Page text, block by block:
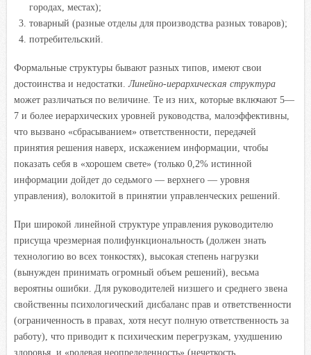
городах, местах);
товарный (разные отделы для производства разных товаров);
потребительский.
Формальные структуры бывают разных типов, имеют свои
достоинства и недостатки. Линейно-иерархическая структура
может различаться по величине. Те из них, которые включают 5—
7 и более иерархических уровней руководства, малоэффективны,
что вызвано «сбрасыванием» ответственности, передачей
принятия решения наверх, искажением информации, чтобы
показать себя в «хорошем свете» (только 0,2% истинной
информации дойдет до седьмого — верхнего — уровня
управления), волокитой в принятии управленческих решений.
При широкой линейной структуре управления руководителю
присуща чрезмерная полифункциональность (должен знать
технологию во всех тонкостях), высокая степень нагрузки
(вынужден принимать огромный объем решений), весьма
вероятны ошибки. Для руководителей низшего и среднего звена
свойственны психологический дисбаланс прав и ответственности
(ограниченность в правах, хотя несут полную ответственность за
работу), что приводит к психическим перегрузкам, ухудшению
здоровья, и «ролевая неопределенность» (нечеткость